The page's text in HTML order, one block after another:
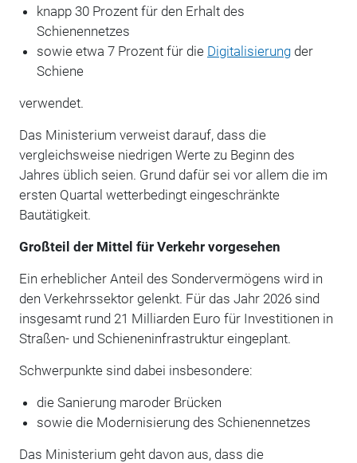
knapp 30 Prozent für den Erhalt des
Schienennetzes
sowie etwa 7 Prozent für die Digitalisierungder
Schiene
verwendet.
Das Ministerium verweist darauf, dass die
vergleichsweise niedrigen Werte zu Beginn des
Jahres üblich seien. Grund dafür sei vor allem die im
ersten Quartal wetterbedingt eingeschränkte
Bautätigkeit.
Großteil der Mittel für Verkehr vorgesehen
Ein erheblicher Anteil des Sondervermögens wird in
den Verkehrssektor gelenkt. Für das Jahr 2026 sind
insgesamt rund 21 Milliarden Euro für Investitionen in
Straßen- und Schieneninfrastruktur eingeplant.
Schwerpunkte sind dabei insbesondere:
die Sanierung maroder Brücken
sowie die Modernisierung des Schienennetzes
Das Ministerium geht davon aus, dass die